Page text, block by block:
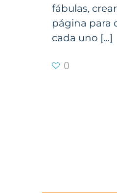
fábulas,
página para
cada uno […]
0